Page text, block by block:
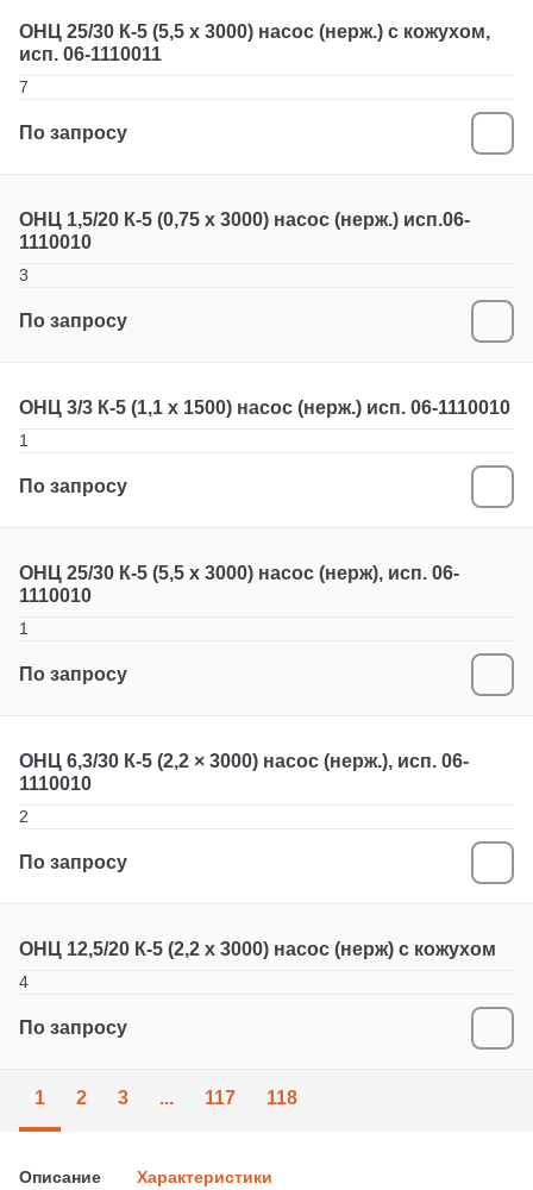
ОНЦ 25/30 К-5 (5,5 х 3000) насос (нерж.) с кожухом,
исп. 06-1110011
7
По запросу
ОНЦ 1,5/20 К-5 (0,75 х 3000) насос (нерж.) исп.06-
1110010
3
По запросу
ОНЦ 3/3 К-5 (1,1 х 1500) насос (нерж.) исп. 06-1110010
1
По запросу
ОНЦ 25/30 К-5 (5,5 х 3000) насос (нерж), исп. 06-
1110010
1
По запросу
ОНЦ 6,3/30 К-5 (2,2 × 3000) насос (нерж.), исп. 06-
1110010
2
По запросу
ОНЦ 12,5/20 К-5 (2,2 х 3000) насос (нерж) с кожухом
4
По запросу
1 2 3 ... 117 118
Описание Характеристики